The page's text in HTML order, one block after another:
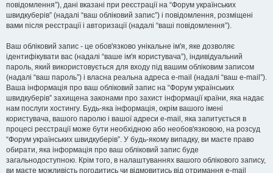
повідомлення”), дані вказані при реєстрації на “Форум українських
швидкуберів” (надалі “ваш обліковий запис”) і повідомлення, розміщені
вами після реєстрації і авторизації (надалі “ваші повідомлення”).
Ваш обліковий запис - це обов'язково унікальне ім'я, яке дозволяє
ідентифікувати вас (надалі “ваше ім'я користувача”), індивідуальний
пароль, який використовується для входу під вашим обліковим записом
(надалі “ваш пароль”) і власна реальна адреса e-mail (надалі “ваш e-mail”).
Ваша інформація про ваш обліковий запис на “Форум українських
швидкуберів” захищена законами про захист інформації країни, яка надає
нам послуги хостингу. Будь-яка інформація, окрім вашого імені
користувача, вашого паролю і вашої адреси e-mail, яка запитується в
процесі реєстрації може бути необхідною або необов'язковою, на розсуд
“Форум українських швидкуберів”. У будь-якому випадку, ви маєте право
обирати, яка інформація про ваш обліковий запис буде
загальнодоступною. Крім того, в налаштуваннях вашого облікового запису,
ви маєте можливість погодитись чи відмовитись від отримання e-mail